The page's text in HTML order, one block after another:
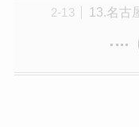
13.名古